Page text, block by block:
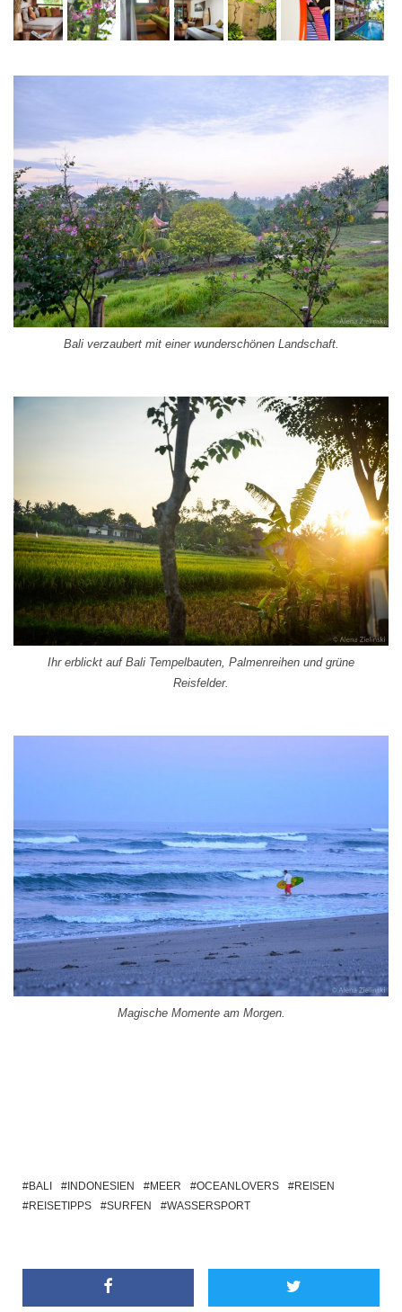
Bali verzaubert mit einer wunderschönen Landschaft.
Ihr erblickt auf Bali Tempelbauten, Palmenreihen und grüne
Reisfelder.
Magische Momente am Morgen.
BALI INDONESIEN MEER OCEANLOVERS
REISEN
REISETIPPS
SURFEN WASSERSPORT